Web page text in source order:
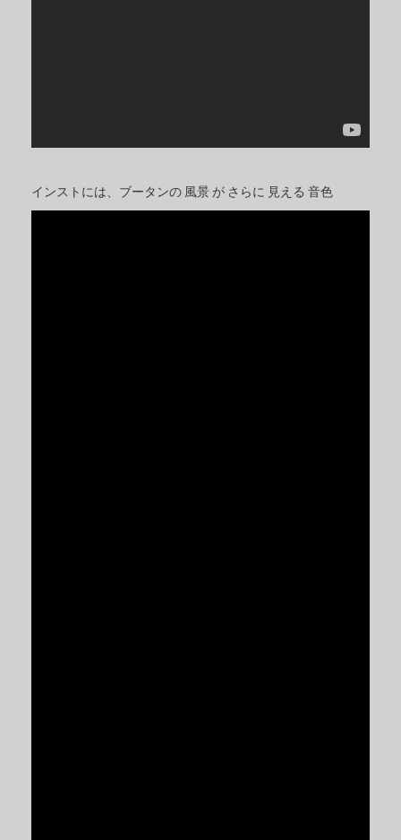
インストには、ブータンの 風景 が さらに 見える 音色